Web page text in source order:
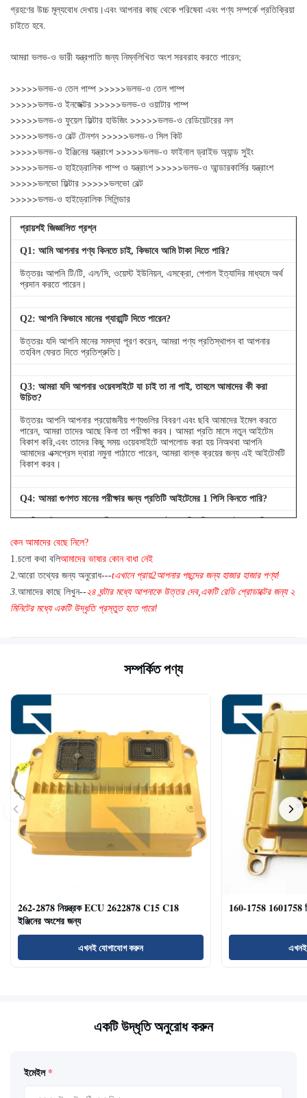
গ্রহণের উচ্চ মূল্যবোধ দেখায়।এবং আপনার কাছ থেকে পরিষেবা এবং পণ্য সম্পর্কে প্রতিক্রিয়া
চাইতে হবে.
আমরা ভলভ-ও ভারী যন্ত্রপাতি জন্য নিম্নলিখিত অংশ সরবরাহ করতে পারেন;
>>>>>ভলভ-ও তেল পাম্প >>>>>ভলভ-ও তেল পাম্প
>>>>>ভলভ-ও ইনজেক্টর >>>>>ভলভ-ও ওয়াটার পাম্প
>>>>>ভলভ-ও ফুয়েল ফিল্টার হাউজিং >>>>>ভলভ-ও রেডিয়েটরের নল
>>>>>ভলভ-ও বেল্ট টেনশন >>>>>ভলভ-ও সিল কিট
>>>>>ভলভ-ও ইঞ্জিনের যন্ত্রাংশ >>>>>ভলভ-ও ফাইনাল ড্রাইভ অ্যান্ড সুইং
>>>>>ভলভ-ও হাইড্রোলিক পাম্প ও যন্ত্রাংশ >>>>>ভলভ-ও আন্ডারকার্সির যন্ত্রাংশ
>>>>>ভলভো ফিল্টার >>>>>ভলভো বেল্ট
>>>>>ভলভ-ও হাইড্রোলিক সিলিন্ডার
প্রায়শই জিজ্ঞাসিত প্রশ্ন
Q1: আমি আপনার পণ্য কিনতে চাই, কিভাবে আমি টাকা দিতে পারি?
উত্তরঃ আপনি টি/টি, এল/সি, ওয়েস্ট ইউনিয়ন, এসক্রো, পেপাল ইত্যাদির মাধ্যমে অর্থ
প্রদান করতে পারেন।
Q2: আপনি কিভাবে মানের গ্যারান্টি দিতে পারেন?
উত্তরঃ যদি আপনি মানের সমস্যা পূরণ করেন, আমরা পণ্য প্রতিস্থাপন বা আপনার
তহবিল ফেরত দিতে প্রতিশ্রুতি।
Q3: আমরা যদি আপনার ওয়েবসাইটে যা চাই তা না পাই, তাহলে আমাদের কী করা
উচিত?
উত্তরঃ আপনি আপনার প্রয়োজনীয় পণ্যগুলির বিবরণ এবং ছবি আমাদের ইমেল করতে
পারেন, আমরা তাদের আছে কিনা তা পরীক্ষা করব। আমরা প্রতি মাসে নতুন আইটেম
বিকাশ করি,এবং তাদের কিছু সময় ওয়েবসাইটে আপলোড করা হয় নিঅথবা আপনি
আমাদের এক্সপ্রেস দ্বারা নমুনা পাঠাতে পারেন, আমরা বাল্ক ক্রয়ের জন্য এই আইটেমটি
বিকাশ করব।
Q4: আমরা গুণগত মানের পরীক্ষার জন্য প্রতিটি আইটেমের 1 পিসি কিনতে পারি?
একটিঃ হ্যাঁ, আমরা মানের পরীক্ষার জন্য 1pc পাঠাতে খুশি যদি আমরা স্টক আপনি
কেন আমাদের বেছে নিলে?
1.চলো কথা বলিআমাদের ভাষার কোন বাধা নেই
2.আরো তথ্যের জন্য অনুরোধ---tএখানে প্রায়2আপনার পছন্দের জন্য হাজার হাজার পণ্য!
3.আমাদের কাছে লিখুন--২৪ ঘন্টার মধ্যে আপনাকে উত্তর দেব,একটি রেডি প্রোডাক্টের জন্য ২
মিনিটের মধ্যে একটি উদ্ধৃতি প্রস্তুত হতে পারে!
সম্পর্কিত পণ্য
262-2878 নিয়ন্ত্রক ECU 2622878 C15 C18
ইঞ্জিনের অংশের জন্য
এখনই যোগাযোগ করুন
160-1758 1601758
একটি উদ্ধৃতি অনুরোধ করুন
ইমেইল *